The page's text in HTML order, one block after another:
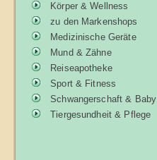
Körper & Wellness
zu den Markenshops
Medizinische Geräte
Mund & Zähne
Reiseapotheke
Sport & Fitness
Schwangerschaft & Baby
Tiergesundheit & Pflege